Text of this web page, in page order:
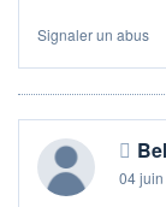
Signaler un abus
04